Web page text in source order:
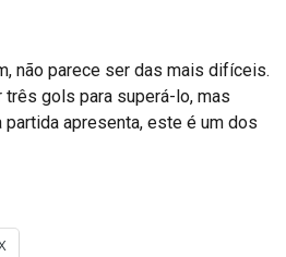
não parece ser das mais difíceis.
três gols para superá-lo, mas
apresenta, este é um dos